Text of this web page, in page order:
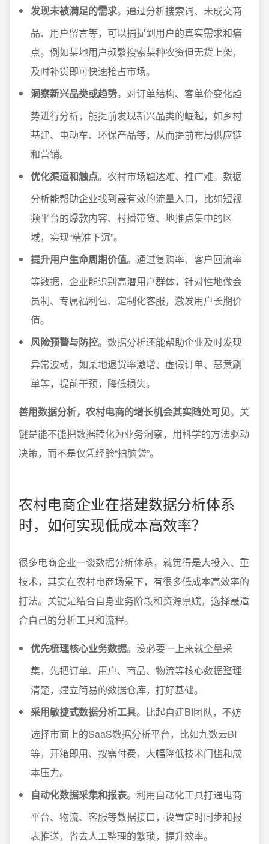
发现未被满足的需求。通过分析搜索词、未成交商
品、用户留言等，可以捕捉到用户的真实需求和痛
点。例如某地用户频繁搜索某种农资但无货上架，
及时补货即可快速抢占市场。
洞察新兴品类或趋势。对订单结构、客单价变化趋
势进行分析，能提前发现新兴品类的崛起，如乡村
基建、电动车、环保产品等，从而提前布局供应链
和营销。
优化渠道和触点。农村市场触达难、推广难。数据
分析能帮助企业找到最有效的流量入口，比如短视
频平台的爆款内容、村播带货、地推点集中的区
域，实现“精准下沉”。
提升用户生命周期价值。通过复购率、客户回流率
等数据，企业能识别高潜用户群体，针对性地做会
员制、专属福利包、定制化客服，激发用户长期价
值。
风险预警与防控。数据分析还能帮助企业及时发现
异常波动，如某地退货率激增、虚假订单、恶意刷
单等，提前干预，降低损失。
善用数据分析，农村电商的增长机会其实随处可见。关
键是能不能把数据转化为业务洞察，用科学的方法驱动
决策，而不是仅凭经验“拍脑袋”。
农村电商企业在搭建数据分析体系
时，如何实现低成本高效率？
很多电商企业一谈数据分析体系，就觉得是大投入、重
技术，其实在农村电商场景下，有很多低成本高效率的
打法。关键是结合自身业务阶段和资源禀赋，选择最适
合自己的分析工具和流程。
优先梳理核心业务数据。没必要一上来就全量采
集，先把订单、用户、商品、物流等核心数据整理
清楚，建立简易的数据仓库，打好基础。
采用敏捷式数据分析工具。比起自建BI团队，不妨
选择市面上的SaaS数据分析平台，比如九数云BI
等，开箱即用、按需付费，大幅降低技术门槛和成
本压力。
自动化数据采集和报表。利用自动化工具打通电商
平台、物流、客服等数据接口，设置定时同步和报
表推送，省去人工整理的繁琐，提升效率。